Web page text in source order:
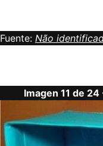
Fuente: Não
Imagen 11 de 24